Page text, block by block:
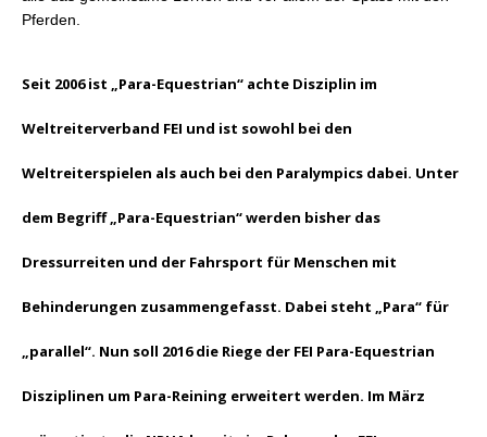
Pferden.
Seit 2006 ist „Para-Equestrian“ achte Disziplin im
Weltreiterverband FEI und ist sowohl bei den
Weltreiterspielen als auch bei den Paralympics dabei. Unter
dem Begriff „Para-Equestrian“ werden bisher das
Dressurreiten und der Fahrsport für Menschen mit
Behinderungen zusammengefasst. Dabei steht „Para“ für
„parallel“. Nun soll 2016 die Riege der FEI Para-Equestrian
Disziplinen um Para-Reining erweitert werden. Im März